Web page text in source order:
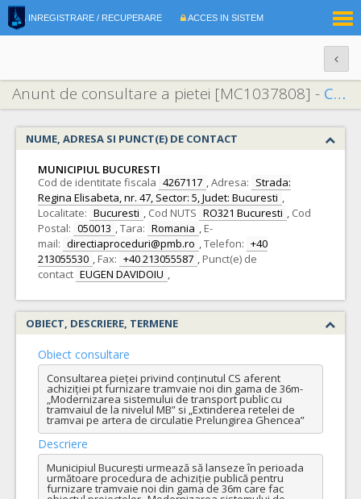
INREGISTRARE / RECUPERARE ACCES IN SISTEM
Anunt de consultare a pietei [MC1037808] - Consultarea pieței privind conținutul CS aferent achiziției pt furnizare tramvaie noi din gama de 36m-„Modernizarea sistemului de transport public cu tramvaiul de la nivelul MB” si „Extinderea retelei de tramvai pe artera de circulatie Prelungirea Ghencea”
NUME, ADRESA SI PUNCT(E) DE CONTACT
MUNICIPIUL BUCURESTI
Cod de identitate fiscala 4267117 ,Adresa: Strada:
Regina Elisabeta, nr. 47, Sector: 5, Judet: Bucuresti ,
Localitate: Bucuresti , Cod NUTS RO321 Bucuresti , Cod
Postal: 050013 ,Tara: Romania , E-
mail: directiaproceduri@pmb.ro ,Telefon: +40
213055530 , Fax: +40 213055587 , Punct(e) de
contact EUGEN DAVIDOIU ,
OBIECT, DESCRIERE, TERMENE
Obiect consultare
Consultarea pieței privind conținutul CS aferent
achiziției pt furnizare tramvaie noi din gama de 36m-
„Modernizarea sistemului de transport public cu
tramvaiul de la nivelul MB” si „Extinderea retelei de
tramvai pe artera de circulatie Prelungirea Ghencea”
Descriere
Municipiul București urmează să lanseze în perioada
următoare procedura de achiziție publică pentru
furnizare tramvaie noi din gama de 36m care fac